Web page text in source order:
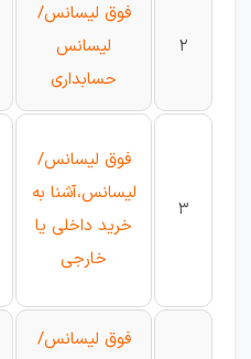
2
فوق لیسانس/
لیسانس
حسابداری
3
فوق لیسانس/
لیسانس،آشنا به
خرید داخلی یا
خارجی
فوق لیسانس/